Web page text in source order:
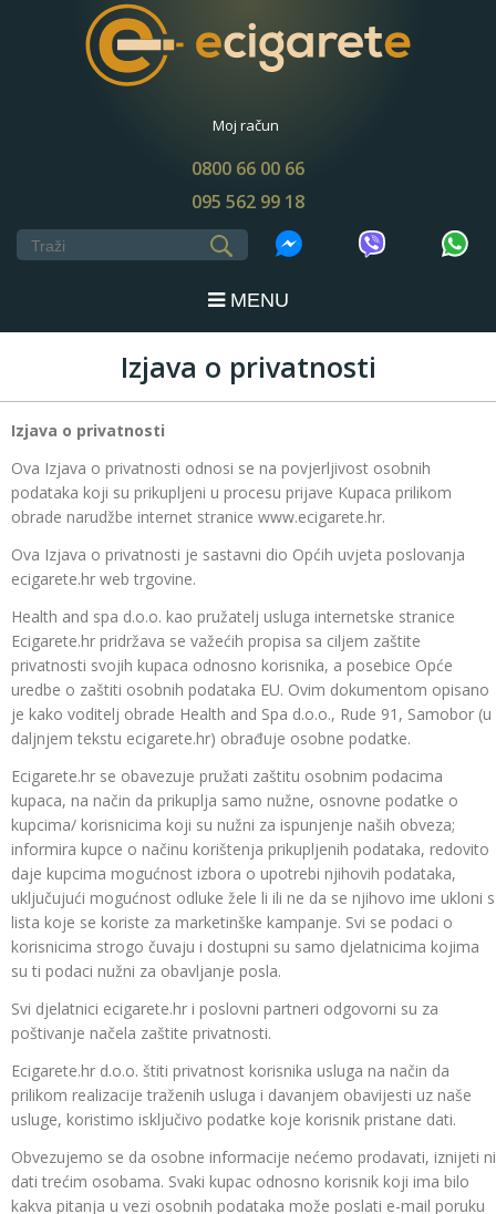
Moj račun
0800 66 00 66
095 562 99 18
MENU
Izjava o privatnosti
Izjava o privatnosti
Ova Izjava o privatnosti odnosi se na povjerljivost osobnih
podataka koji su prikupljeni u procesu prijave Kupaca prilikom
obrade narudžbe internet stranice www.ecigarete.hr.
Ova Izjava o privatnosti je sastavni dio Općih uvjeta poslovanja
ecigarete.hr web trgovine.
Health and spa d.o.o. kao pružatelj usluga internetske stranice
Ecigarete.hr pridržava se važećih propisa sa ciljem zaštite
privatnosti svojih kupaca odnosno korisnika, a posebice Opće
uredbe o zaštiti osobnih podataka EU. Ovim dokumentom opisano
je kako voditelj obrade Health and Spa d.o.o., Rude 91, Samobor (u
daljnjem tekstu ecigarete.hr) obrađuje osobne podatke.
Ecigarete.hr se obavezuje pružati zaštitu osobnim podacima
kupaca, na način da prikuplja samo nužne, osnovne podatke o
kupcima/ korisnicima koji su nužni za ispunjenje naših obveza;
informira kupce o načinu korištenja prikupljenih podataka, redovito
daje kupcima mogućnost izbora o upotrebi njihovih podataka,
uključujući mogućnost odluke žele li ili ne da se njihovo ime ukloni s
lista koje se koriste za marketinške kampanje. Svi se podaci o
korisnicima strogo čuvaju i dostupni su samo djelatnicima kojima
su ti podaci nužni za obavljanje posla.
Svi djelatnici ecigarete.hr i poslovni partneri odgovorni su za
poštivanje načela zaštite privatnosti.
Ecigarete.hr d.o.o. štiti privatnost korisnika usluga na način da
prilikom realizacije traženih usluga i davanjem obavijesti uz naše
usluge, koristimo isključivo podatke koje korisnik pristane dati.
Obvezujemo se da osobne informacije nećemo prodavati, iznijeti ni
dati trećim osobama. Svaki kupac odnosno korisnik koji ima bilo
kakva pitanja u vezi osobnih podataka može poslati e-mail poruku